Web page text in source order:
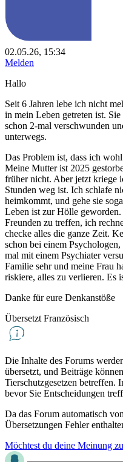
02.05.26, 15:34
Melden
Hallo
Seit 6 Jahren lebe ich nicht
in mein Leben getreten ist.
schon 2-mal verschwunden
unterwegs.
Das Problem ist, dass ich
Meine Mutter ist 2025
früher nicht. Aber jetzt kriege
Stunden weg ist. Ich schlafe
heimkommt, und gehe sie
Leben ist zur Hölle
Freunden zu treffen, ich
checke alles die ganze Zeit.
schon bei einem
mal mit einem Psychiater
Familie sehr und meine Frau
riskiere, alles zu verlieren. Es
Danke für eure Denkanstöße
Übersetzt Französisch
Die Inhalte des Forums
übersetzt, und Beiträge
Tierschutzgesetzen betreffen.
bevor Sie Entscheidungen
Da das Forum automatisch
Übersetzungen Fehler
Möchtest du deine Meinung